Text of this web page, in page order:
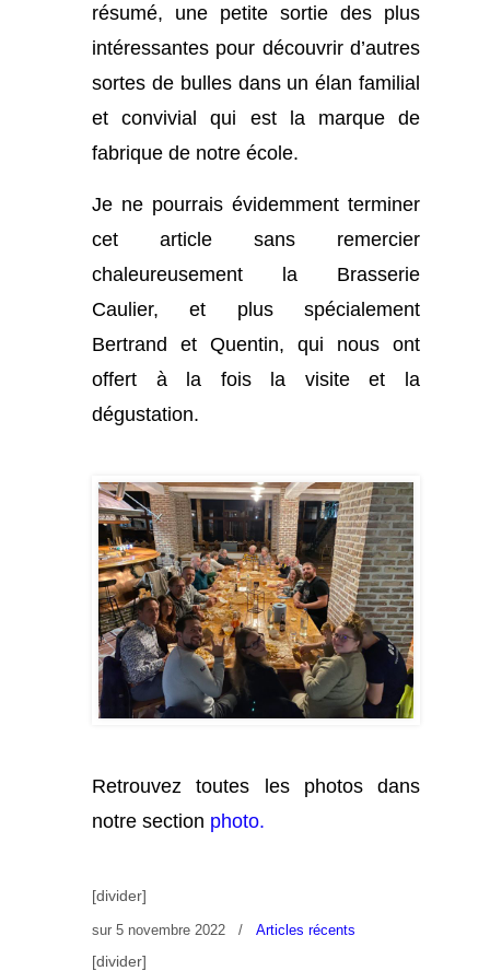
résumé, une petite sortie des plus
intéressantes pour découvrir d’autres
sortes de bulles dans un élan familial
et convivial qui est la marque de
fabrique de notre école.
Je ne pourrais évidemment terminer
cet article sans remercier
chaleureusement la Brasserie
Caulier, et plus spécialement
Bertrand et Quentin, qui nous ont
offert à la fois la visite et la
dégustation.
Retrouvez toutes les photos dans
notre section photo.
[divider]
sur 5 novembre 2022 / Articles récents
[divider]